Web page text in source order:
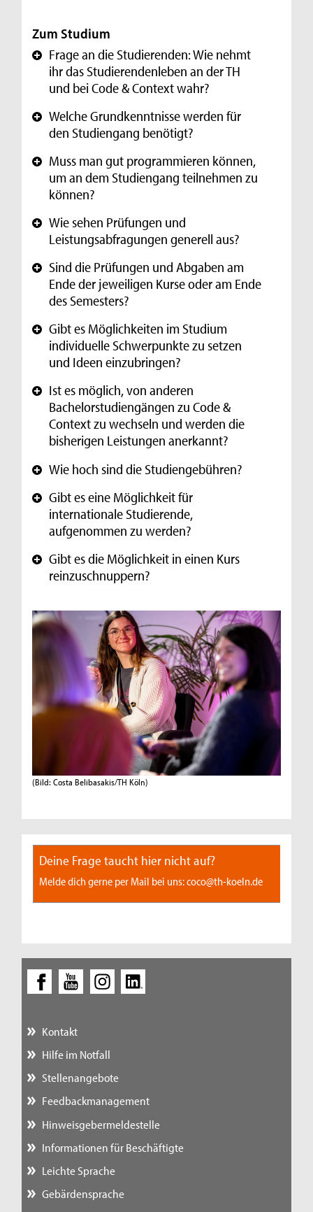
Zum Studium
+ Frage an die Studierenden: Wie nehmt
ihr das Studierendenleben an der TH
und bei Code & Context wahr?
+ Welche Grundkenntnisse werden für
den Studiengang benötigt?
+ Muss man gut programmieren können,
um an dem Studiengang teilnehmen zu
können?
+ Wie sehen Prüfungen und
Leistungsabfragungen generell aus?
+ Sind die Prüfungen und Abgaben am
Ende der jeweiligen Kurse oder am Ende
des Semesters?
+ Gibt es Möglichkeiten im Studium
individuelle Schwerpunkte zu setzen
und Ideen einzubringen?
+ Ist es möglich, von anderen
Bachelorstudiengängen zu Code &
Context zu wechseln und werden die
bisherigen Leistungen anerkannt?
+ Wie hoch sind die Studiengebühren?
+ Gibt es eine Möglichkeit für
internationale Studierende,
aufgenommen zu werden?
+ Gibt es die Möglichkeit in einen Kurs
reinzuschnuppern?
(Bild: Costa Belibasakis/TH Köln)
Deine Frage taucht hier nicht auf?
Melde dich gerne per Mail bei uns: coco@th-koeln.de
Kontakt
Hilfe im Notfall
Stellenangebote
Feedbackmanagement
Hinweisgebermeldestelle
Informationen für Beschäftigte
Leichte Sprache
Gebärdensprache